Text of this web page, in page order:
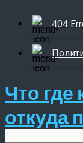
Что где
откуда